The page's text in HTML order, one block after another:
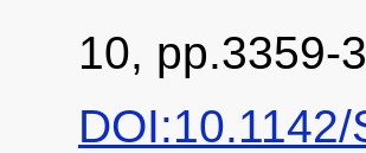
10, pp.3359-